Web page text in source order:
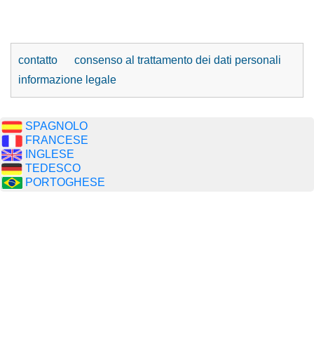
contatto
consenso al trattamento dei dati personali
informazione legale
SPAGNOLO
FRANCESE
INGLESE
TEDESCO
PORTOGHESE